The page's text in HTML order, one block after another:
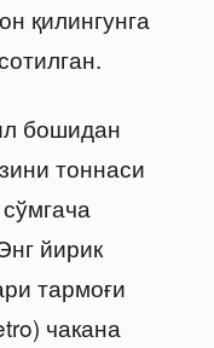
қилингунга
бошидан
тоннаси
йирик
тармоғи
чакана